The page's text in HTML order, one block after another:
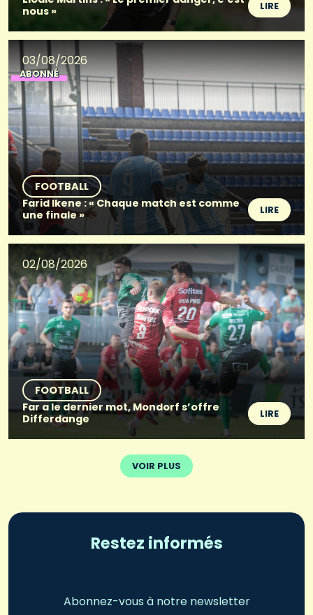
nous »
LIRE
03/08/2026
ABONNÉ
FOOTBALL
Farid Ikene : « Chaque match est comme
une finale »
LIRE
02/08/2026
FOOTBALL
Far a le dernier mot, Mondorf s’offre
Differdange
LIRE
VOIR PLUS
Restez informés
Abonnez-vous à notre newsletter